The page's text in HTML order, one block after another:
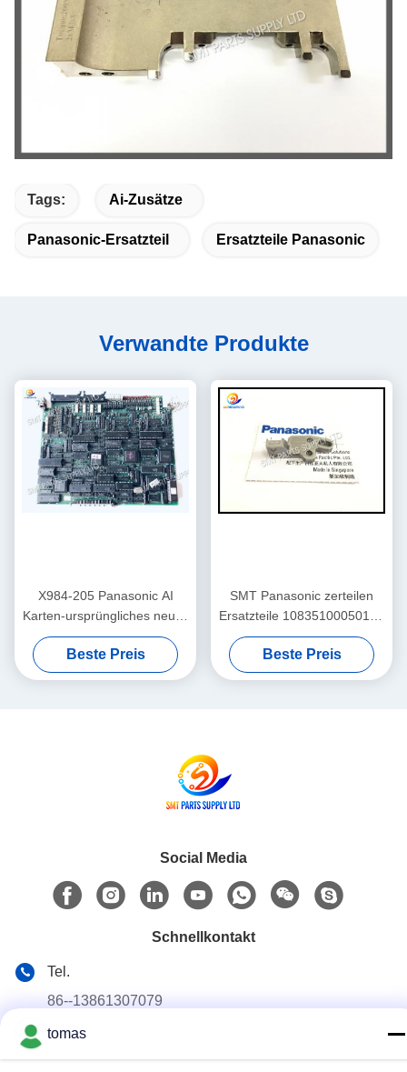
Tags: Ai-Zusätze
Panasonic-Ersatzteil Ersatzteile Panasonic
Verwandte Produkte
X984-205 Panasonic AI
Karten-ursprüngliches neues
Ersatzteil-CNC-
4S/verwendete RH2 RH3
RHU2
Beste Preis
SMT Panasonic zerteilen
Ersatzteile 108351000501 AI
BLOCK 108351000401
Beste Preis
Social Media
Schnellkontakt
Tel.
86--13861307079
E-Mail
tomas@smtmachine-parts.com
tomas